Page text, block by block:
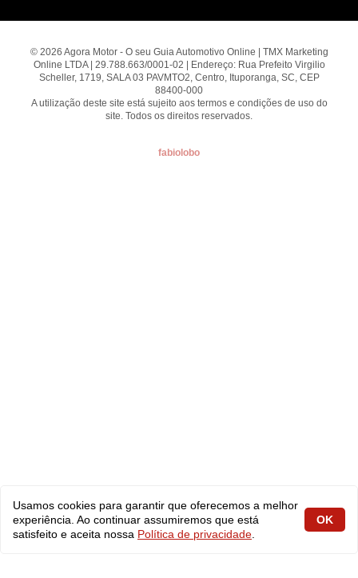
© 2026 Agora Motor - O seu Guia Automotivo Online | TMX Marketing
Online LTDA | 29.788.663/0001-02 | Endereço: Rua Prefeito Virgilio
Scheller, 1719, SALA 03 PAVMTO2, Centro, Ituporanga, SC, CEP
88400-000
A utilização deste site está sujeito aos termos e condições de uso do
site. Todos os direitos reservados.
fabiolobo
Usamos cookies para garantir que oferecemos a melhor
experiência. Ao continuar assumiremos que está
satisfeito e aceita nossa Política de privacidade
OK